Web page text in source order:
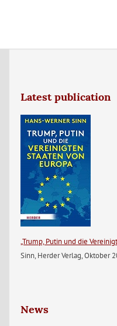
Latest publication
„Trump, Putin und die
Sinn, Herder Verlag, Oktober
News